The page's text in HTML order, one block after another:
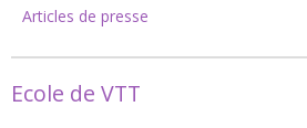
Articles de presse
Ecole de VTT